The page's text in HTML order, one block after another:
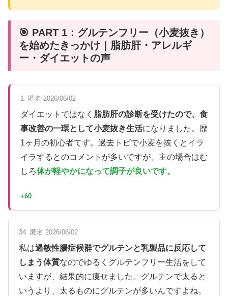
🎯 PART 1：グルテンフリー（小麦抜き）
を始めたきっかけ｜脂肪肝・アレルギ
ー・ダイエットの声
1. 匿名 2026/06/02
ダイエットではなく 脂肪肝の診断を受けたので、食
事改善の一環として小麦抜き生活になりました。歴
1ヶ月の初心者てす。過去トピで小麦を抜くとイラ
イラするとのコメントが多いですが、主の場合はむ
しろ体が軽やかになって調子が良いです。
+60
34. 匿名 2026/06/02
私は過敏性腸症候群でグルテンと乳製品に反応して
しまう体質なのでゆるくグルテンフリー生活をして
いますが、結果的に痩せました。グルテンで太ると
いうより、太るものにグルテンが多いんですよね。